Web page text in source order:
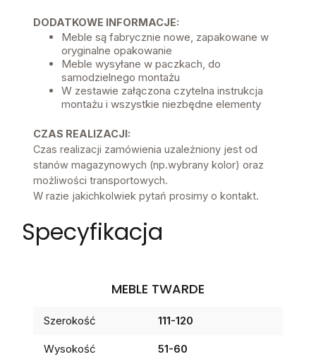
DODATKOWE INFORMACJE:
Meble są fabrycznie nowe, zapakowane w
oryginalne opakowanie
Meble wysyłane w paczkach, do
samodzielnego montażu
W zestawie załączona czytelna instrukcja
montażu i wszystkie niezbędne elementy
CZAS REALIZACJI:
Czas realizacji zamówienia uzależniony jest od
stanów magazynowych (np.wybrany kolor) oraz
możliwości transportowych.
W razie jakichkolwiek pytań prosimy o kontakt.
Specyfikacja
MEBLE TWARDE
Szerokość 111-120
Wysokość 51-60